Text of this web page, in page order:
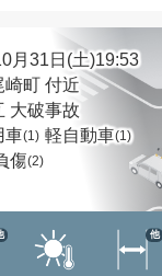
月31日(土)19:53
崎町 付近
大破事故
車(1) 軽自動車(1)
傷(2)
他